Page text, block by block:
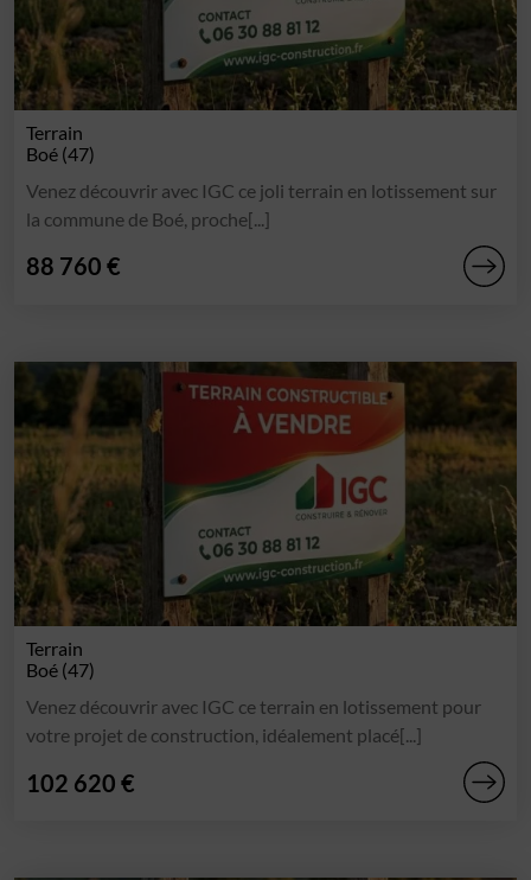
Terrain
Boé (47)
Venez découvrir avec IGC ce joli terrain en lotissement sur
la commune de Boé, proche[...]
88 760 €
Terrain
Boé (47)
Venez découvrir avec IGC ce terrain en lotissement pour
votre projet de construction, idéalement placé[...]
102 620 €